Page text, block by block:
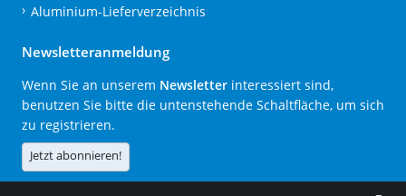
Aluminium-Lieferverzeichnis
Newsletteranmeldung
Wenn Sie an unserem Newsletter interessiert sind,
benutzen Sie bitte die untenstehende Schaltfläche, um sich
zu registrieren.
Jetzt abonnieren!